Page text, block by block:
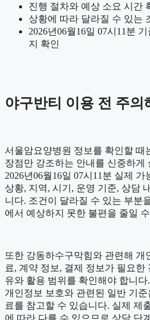
진행 절차와 예상 소요 시간
상황에 따라 달라질 수 있는
2026년06월16일 07시11분
지 확인
야구반티 이용 전 주의
서울암요양병원 정보를 확인할 때
장점만 강조하는 안내를 신중하게
2026년06월16일 07시11분 실제
상황, 지역, 시기, 운영 기준, 상담
니다. 조건이 달라질 수 있는 부분
에서 예상하지 못한 불편을 줄일
또한 강동하수구막힘와 관련해 개
료, 계약 정보, 결제 정보가 필요한
유와 활용 범위를 확인해야 합니다
개인정보 보호와 관련된 일반 기준
료를 참고할 수 있습니다. 실제 제